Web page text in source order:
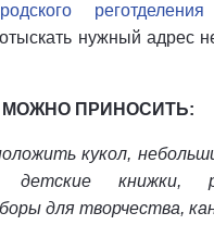
нужный адрес
МОЖНО ПРИНОСИТЬ:
кукол,
детские книжки,
для творчества,